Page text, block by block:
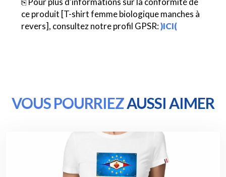
ce produit [T-shirt femme biologique manches à
revers], consultez notre profil GPSR:)ICI(
VOUS POURRIEZAUSSI AIMER